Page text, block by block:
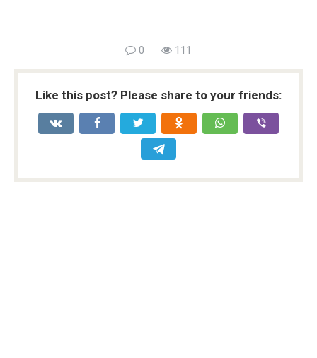
0 111
Like this post? Please share to your friends: